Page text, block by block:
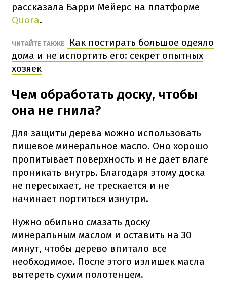
рассказала Барри Мейерс на платформе
Quora.
ЧИТАЙТЕ ТАКЖЕ
Как постирать большое одеяло
дома и не испортить его: секрет опытных
хозяек
Чем обработать доску, чтобы
она не гнила?
Для защиты дерева можно использовать
пищевое минеральное масло. Оно хорошо
пропитывает поверхность и не дает влаге
проникать внутрь. Благодаря этому доска
не пересыхает, не трескается и не
начинает портиться изнутри.
Нужно обильно смазать доску
минеральным маслом и оставить на 30
минут, чтобы дерево впитало все
необходимое. После этого излишек масла
вытереть сухим полотенцем.